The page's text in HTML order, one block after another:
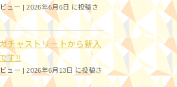
ュー |2026年6月6日 に投稿さ
チャストリートから新入
す!!
ュー|2026年6月13日 に投稿さ